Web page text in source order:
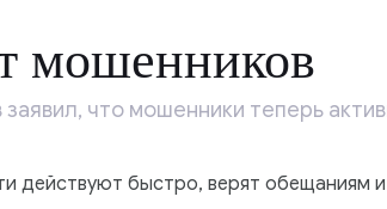
мошенников
что мошенники теперь
действуют быстро, верят обещаниям